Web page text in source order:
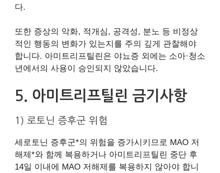
다.
또한 증상의 악화, 적개심, 공격성, 분노 등 비정상
적인 행동의 변화가 있는지를 주의 깊게 관찰해야
합니다. 아미트리프틸린은 야뇨증 외에는 소아·청소
년에서의 사용이 승인되지 않았습니다.
5. 아미트리프틸린 금기사항
1) 로토닌 증후군 위험
세로토닌 증후군*의 위험을 증가시키므로 MAO 저
해제*와 함께 복용하거나 아미트리프틸린 중단 후
14일 이내에 MAO 저해제를 복용하지 않아야 합니